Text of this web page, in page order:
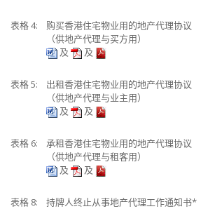
表格 4:
购买香港住宅物业用的地产代理协议
（供地产代理与买方用）
及
及
表格 5:
出租香港住宅物业用的地产代理协议
（供地产代理与业主用）
及
及
表格 6:
承租香港住宅物业用的地产代理协议
（供地产代理与租客用）
及
及
表格 8: 持牌人终止从事地产代理工作通知书*